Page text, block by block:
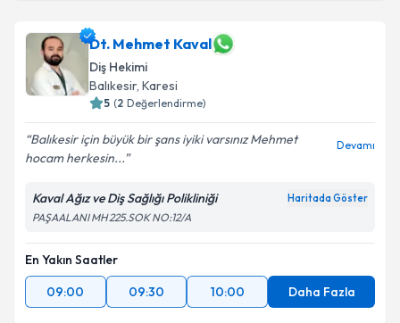
Dt. Mehmet Kaval
Diş Hekimi
Balıkesir, Karesi
5 (2 Değerlendirme)
Balıkesir için büyük bir şans iyiki varsınız Mehmet
hocam herkesin...
Devamı
Kaval Ağız ve Diş Sağlığı Polikliniği Haritada Göster
PAŞAALANI MH 225.SOK NO:12/A
En Yakın Saatler
09:00
09:30 10:00 Daha Fazla